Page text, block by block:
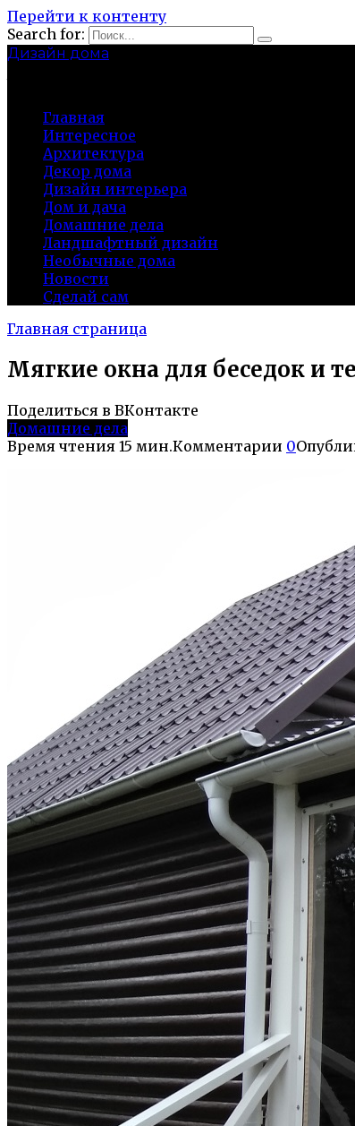
Перейти к контенту
Search for:
Дизайн дома
Главная
Интересное
Архитектура
Декор дома
Дизайн интерьера
Дом и дача
Домашние дела
Ландшафтный дизайн
Необычные дома
Новости
Сделай сам
Главная страница
Мягкие окна для беседок и
Поделиться в ВКонтакте
Домашние дела
Время чтения 15 мин.Комментарии 0